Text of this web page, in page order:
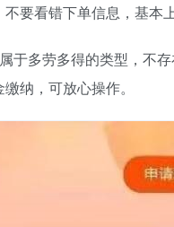
要看错下单信息，基本
于多劳多得的类型，不
纳，可放心操作。